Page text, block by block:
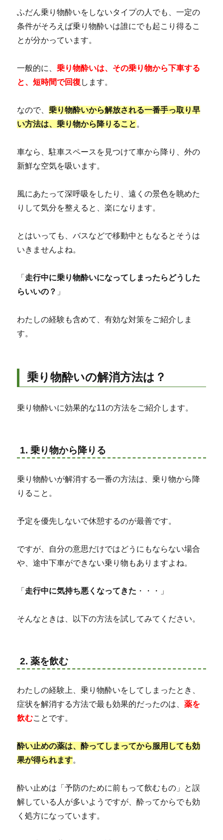
ふだん乗り物酔いをしないタイプの人でも、一定の
条件がそろえば乗り物酔いは誰にでも起こり得るこ
とが分かっています。
一般的に、乗り物酔いは、その乗り物から下車する
と、短時間で回復 します。
なので、乗り物酔いから解放される一番手っ取り早
い方法は、乗り物から降りること 。
車なら、駐車スペースを見つけて車から降り、外の
新鮮な空気を吸います。
風にあたって深呼吸をしたり、遠くの景色を眺めた
りして気分を整えると、楽になります。
とはいっても、バスなどで移動中ともなるとそうは
いきませんよね。
「 走行中に乗り物酔いになってしまったらどうした
らいいの？ 」
わたしの経験も含めて、有効な対策をご紹介しま
す。
乗り物酔いの解消方法は？
乗り物酔いに効果的な11の方法をご紹介します。
1. 乗り物から降りる
乗り物酔いが解消する一番の方法は、乗り物から降
りること。
予定を優先しないで休憩するのが最善です。
ですが、自分の意思だけではどうにもならない場合
や、途中下車ができない乗り物もありますよね。
「 走行中に気持ち悪くなってきた ・・・」
そんなときは、以下の方法を試してみてください。
2. 薬を飲む
わたしの経験上、乗り物酔いをしてしまったとき、
症状を解消する方法で最も効果的だったのは、薬を
飲むことです。
酔い止めの薬は、酔ってしまってから服用しても効
果が得られます。
酔い止めは「予防のために前もって飲むもの」と誤
解している人が多いようですが、酔ってからでも効
く処方になっています。